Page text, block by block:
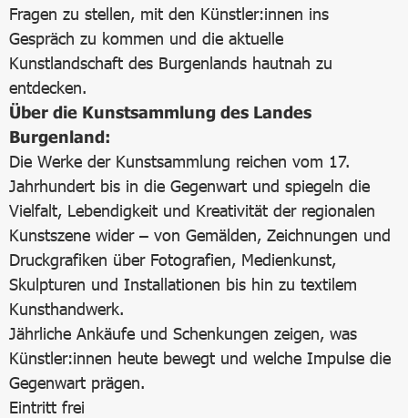
Fragen zu stellen, mit den Künstler:innen ins
Gespräch zu kommen und die aktuelle
Kunstlandschaft des Burgenlands hautnah zu
entdecken.
Über die Kunstsammlung des Landes
Burgenland:
Die Werke der Kunstsammlung reichen vom 17.
Jahrhundert bis in die Gegenwart und spiegeln die
Vielfalt, Lebendigkeit und Kreativität der regionalen
Kunstszene wider – von Gemälden, Zeichnungen und
Druckgrafiken über Fotografien, Medienkunst,
Skulpturen und Installationen bis hin zu textilem
Kunsthandwerk.
Jährliche Ankäufe und Schenkungen zeigen, was
Künstler:innen heute bewegt und welche Impulse die
Gegenwart prägen.
Eintritt frei